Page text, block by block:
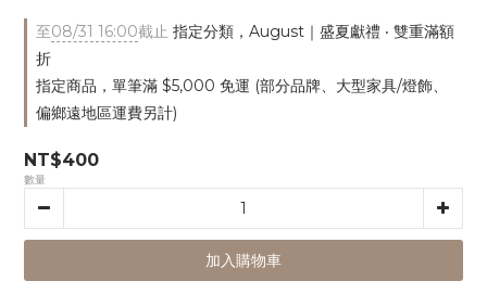
至08/31 16:00截止 指定分類，August｜盛夏獻禮 ‧ 雙重滿額
折
指定商品，單筆滿 $5,000 免運 (部分品牌、大型家具/燈飾、
偏鄉遠地區運費另計)
NT$400
數量
加入購物車